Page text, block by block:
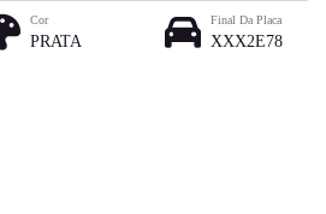
Cor
PRATA
Final Da Placa
XXX2E78